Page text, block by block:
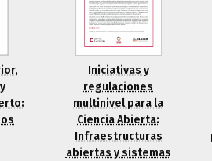
Iniciativas y
regulaciones
multinivel para la
Ciencia Abierta:
Infraestructuras
abiertas y sistemas